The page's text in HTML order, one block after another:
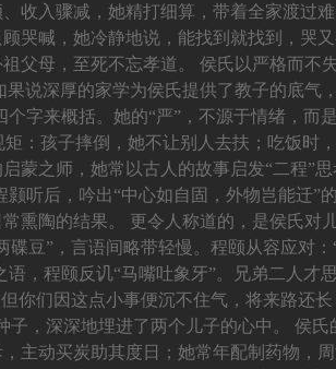
收入骤减，她精打细算，带着全家渡过
哭喊，她冷静地说，能找到就找到，哭
父母，至死不忘孝道。 侯氏以严格而
说深厚的家学为侯氏提供了教子的底气
字来概括。她的“严”，不源于情绪，
：孩子摔倒，她不让别人去扶；吃饭
蒙之师，她常以古人的故事启发“二程
听后，吟出“中心如自固，外物岂能迁
熏陶的结果。 更令人称道的，是侯氏对
豆”，言语间略带轻慢。程颐从容应对
，程颐反讥“马嘴吐象牙”。兄弟二人
你们因这点小事便沉不住气，将来路还
，深深地埋进了两个儿子的心中。 侯
主动买炭助其度日；她常年配制药物，